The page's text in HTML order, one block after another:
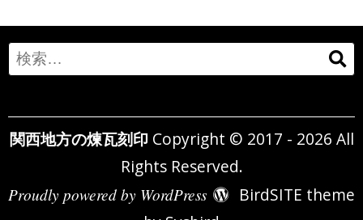
ビ
ゲ
ー
シ
ョ
Search
for:
関西地方の煉瓦刻印 Copyright © 2017 - 2026 All
Rights Reserved.
Proudly powered by WordPress
BirdSITE theme